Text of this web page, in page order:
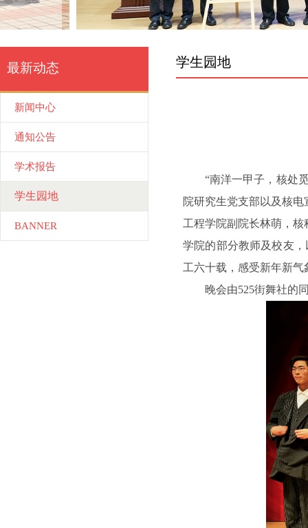
最新动态
新闻中心
通知公告
学术报告
学生园地
BANNER
学生园地
“南洋一甲子，核处
院研究生党支部以及核
工程学院副院长林萌，
学院的部分教师及校友
工六十载，感受新年新气
晚会由525街舞社的